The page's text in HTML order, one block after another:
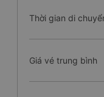
Thời gian di
Giá vé trung bình